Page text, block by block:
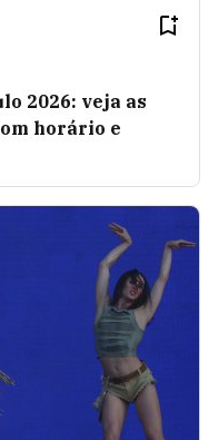
2026: veja as
horário e